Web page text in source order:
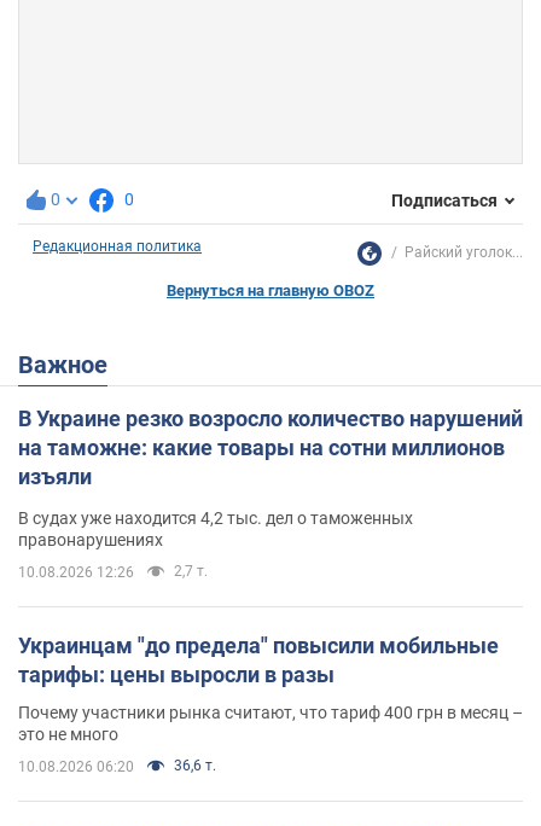
0 0 Подписаться
Редакционная политика Райский уголок...
Вернуться на главную OBOZ
Важное
В Украине резко возросло количество нарушений
на таможне: какие товары на сотни миллионов
изъяли
В судах уже находится 4,2 тыс. дел о таможенных
правонарушениях
10.08.2026 12:26 2,7 т.
Украинцам "до предела" повысили мобильные
тарифы: цены выросли в разы
Почему участники рынка считают, что тариф 400 грн в месяц –
это не много
10.08.2026 06:20 36,6 т.